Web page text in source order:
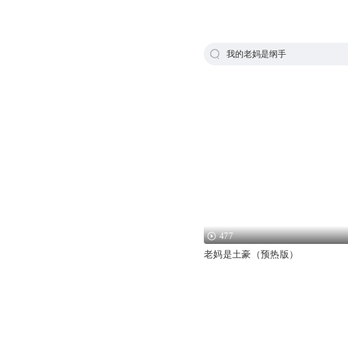
我的老妈是纲手
477
老妈是土豪（预热版）